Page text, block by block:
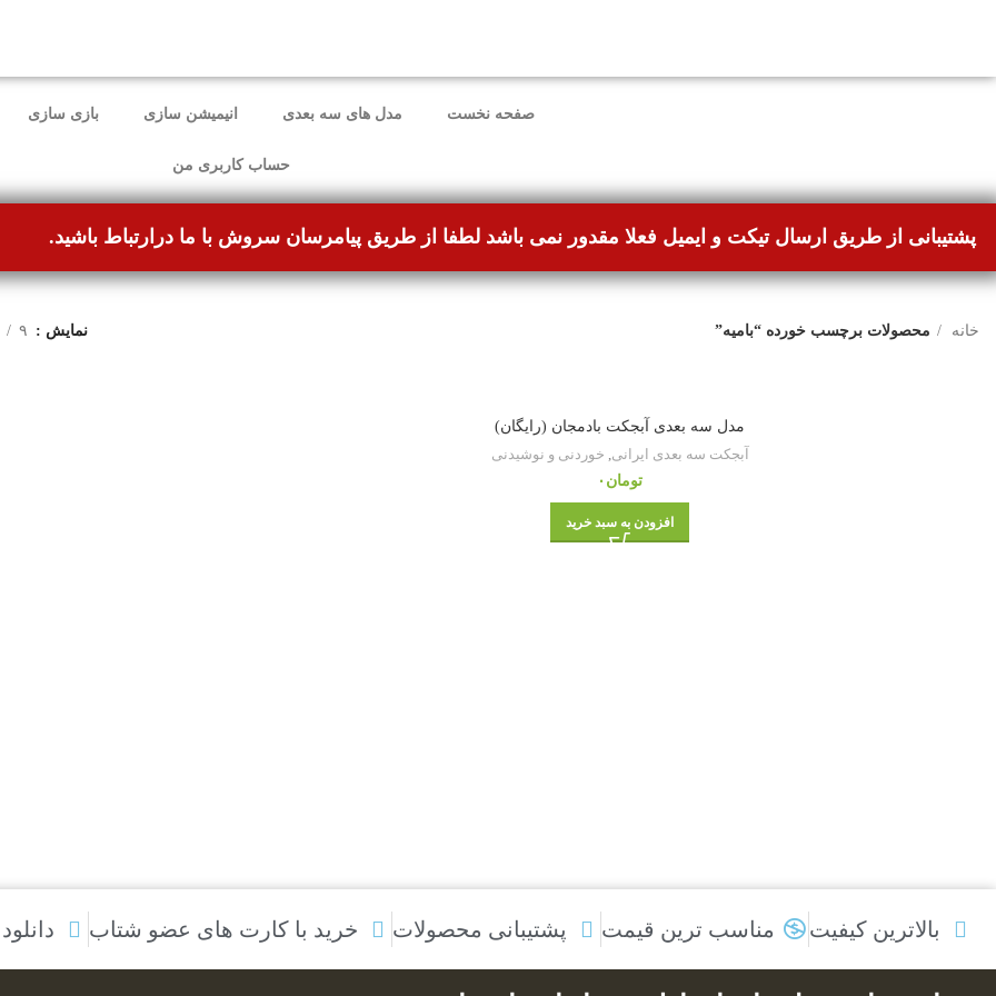
صفحه نخست مدل های سه بعدی انیمیشن سازی بازی سازی
حساب کاربری من
پشتیبانی از طریق ارسال تیکت و ایمیل فعلا مقدور نمی باشد لطفا از طریق پیامرسان سروش با ما درارتباط باشید.
خانه محصولات برچسب خورده “بامیه” نمایش ۹
مدل سه بعدی آبجکت بادمجان (رایگان)
آبجکت سه بعدی ایرانی, خوردنی و نوشیدنی
تومان ۰
افزودن به سبد خرید
بالاترین کیفیت مناسب ترین قیمت پشتیبانی محصولات خرید با کارت های عضو شتاب